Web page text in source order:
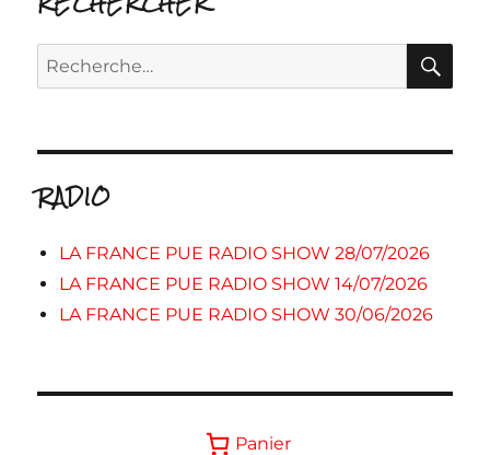
Recherche
pour :
RADIO
LA FRANCE PUE RADIO SHOW 28/07/2026
LA FRANCE PUE RADIO SHOW 14/07/2026
LA FRANCE PUE RADIO SHOW 30/06/2026
Panier